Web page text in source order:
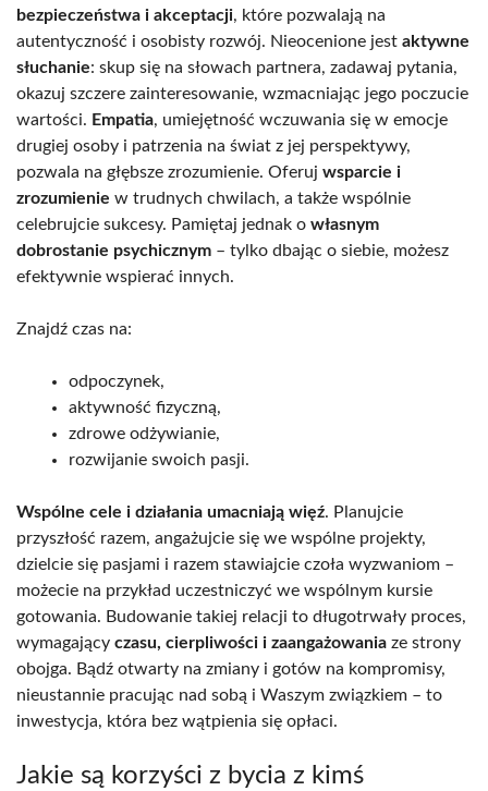
bezpieczeństwa i akceptacji, które pozwalają na
autentyczność i osobisty rozwój. Nieocenione jest aktywne
słuchanie: skup się na słowach partnera, zadawaj pytania,
okazuj szczere zainteresowanie, wzmacniając jego poczucie
wartości. Empatia, umiejętność wczuwania się w emocje
drugiej osoby i patrzenia na świat z jej perspektywy,
pozwala na głębsze zrozumienie. Oferuj wsparcie i
zrozumienie w trudnych chwilach, a także wspólnie
celebrujcie sukcesy. Pamiętaj jednak o własnym
dobrostanie psychicznym – tylko dbając o siebie, możesz
efektywnie wspierać innych.
Znajdź czas na:
odpoczynek,
aktywność fizyczną,
zdrowe odżywianie,
rozwijanie swoich pasji.
Wspólne cele i działania umacniają więź. Planujcie
przyszłość razem, angażujcie się we wspólne projekty,
dzielcie się pasjami i razem stawiajcie czoła wyzwaniom –
możecie na przykład uczestniczyć we wspólnym kursie
gotowania. Budowanie takiej relacji to długotrwały proces,
wymagający czasu, cierpliwości i zaangażowania ze strony
obojga. Bądź otwarty na zmiany i gotów na kompromisy,
nieustannie pracując nad sobą i Waszym związkiem – to
inwestycja, która bez wątpienia się opłaci.
Jakie są korzyści z bycia z kimś